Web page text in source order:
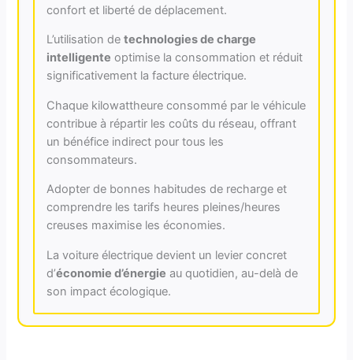
confort et liberté de déplacement.
L’utilisation de technologies de charge
intelligente optimise la consommation et réduit
significativement la facture électrique.
Chaque kilowattheure consommé par le véhicule
contribue à répartir les coûts du réseau, offrant
un bénéfice indirect pour tous les
consommateurs.
Adopter de bonnes habitudes de recharge et
comprendre les tarifs heures pleines/heures
creuses maximise les économies.
La voiture électrique devient un levier concret
d’économie d’énergie au quotidien, au-delà de
son impact écologique.